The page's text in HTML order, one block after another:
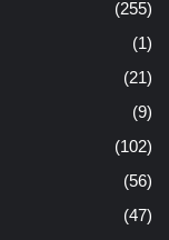
(255)
(1)
(21)
(9)
(102)
(56)
(47)